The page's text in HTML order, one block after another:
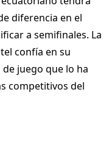
diferencia en el
a semifinales. La
confía en su
juego que lo ha
competitivos del